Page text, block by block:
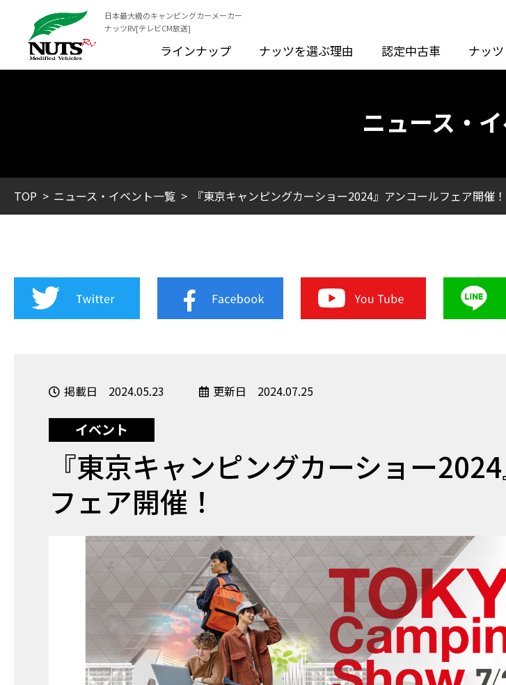
日本最大級のキャンピングカーメーカー
ナッツRV[テレビCM放送]
ラインナップ
ナッツを選ぶ理由 認定中古車 ナッ
ニュース・
TOP ニュース・イベント一覧 『東京キャンピングカーショー2024』アンコールフェア開催！
掲載日 2024.05.23 更新日 2024.07.25
イベント
『東京キャンピングカーショー
フェア開催！